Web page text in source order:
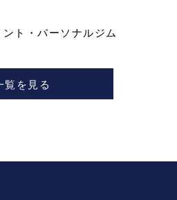
ト・パーソナルジム
覧を見る